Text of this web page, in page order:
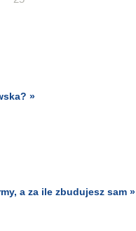
»
a za ile zbudujesz sam »